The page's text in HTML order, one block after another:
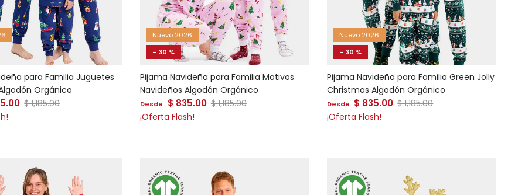
para Familia Juguetes
Orgánico
Precio normal
$ 1,185.00
Nuevo 2026
- 30 %
Pijama Navideña para Familia Motivos
Navideños Algodón Orgánico
Precio de venta
Desde $ 835.00 Precio normal
$ 1,185.00
¡Oferta Flash!
Nuevo 2026
- 30 %
Pijama Navideña para Familia Green Jolly
Christmas Algodón Orgánico
Precio de venta
Desde $ 835.00 Precio normal
$ 1,185.00
¡Oferta Flash!